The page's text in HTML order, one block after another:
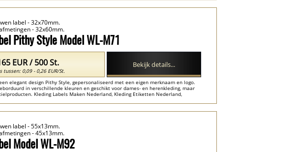
Pithy Style Model WL-M71
label - 32x70mm.
- 32x60mm.
elegant design Pithy Style, gepersonaliseerd met een eigen merknaam en logo.
in verschillende kleuren en geschikt voor dames- en herenkleding, maar
Kleding Labels Maken Nederland, Kleding Etiketten Nederland,
EUR / 500 St.
tussen: 0,09 - 0,26 EUR/St.
Bekijk details...
Model WL-M92
label - 55x13mm.
- 45x13mm.